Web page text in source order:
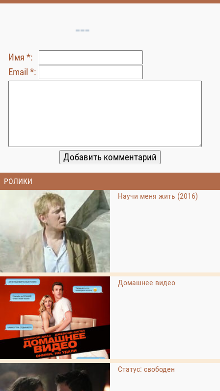
Имя *:
Email *:
РОЛИКИ
Научи меня жить (2016)
Домашнее видео
Статус: свободен